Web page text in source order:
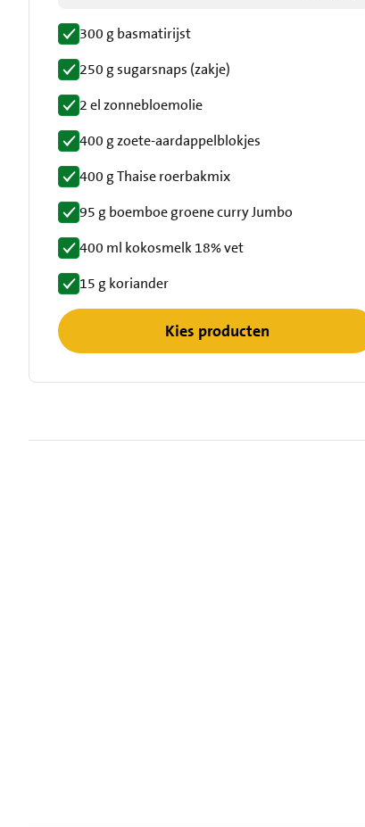
300 g basmatirijst
250 g sugarsnaps (zakje)
2 el zonnebloemolie
400 g zoete-aardappelblokjes
400 g Thaise roerbakmix
95 g boemboe groene curry Jumbo
400 ml kokosmelk 18% vet
15 g koriander
Kies producten